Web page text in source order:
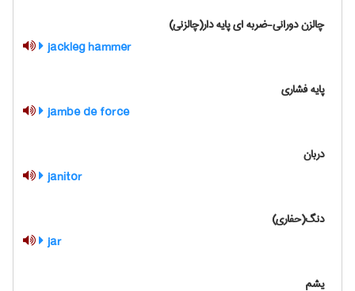
چالزن دورانی-ضربه ای پایه دار(چالزنی)
jackleg hammer
پایه فشاری
jambe de force
دربان
janitor
دنگ(حفاری)
jar
یشم